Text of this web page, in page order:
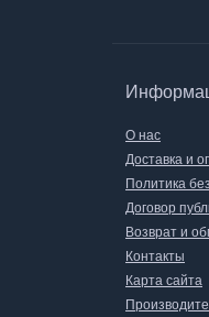
О нас
Доставка и
Политика
Договор
Возврат и
Контакты
Карта сайта